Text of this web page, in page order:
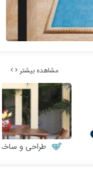
مشاهده بیشتر
طراحی و ساخت